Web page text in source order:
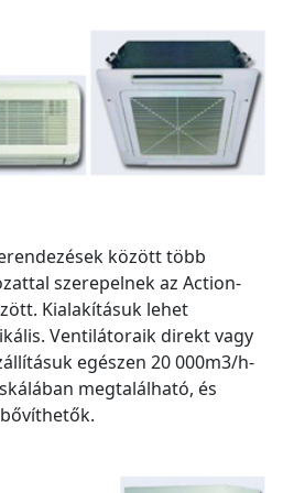
között több
szerepelnek az Action-
Kialakításuk lehet
Ventilátoraik direkt vagy
egészen 20 000m3/h-
megtalálható, és